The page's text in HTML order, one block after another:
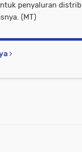
penyaluran
(MT)